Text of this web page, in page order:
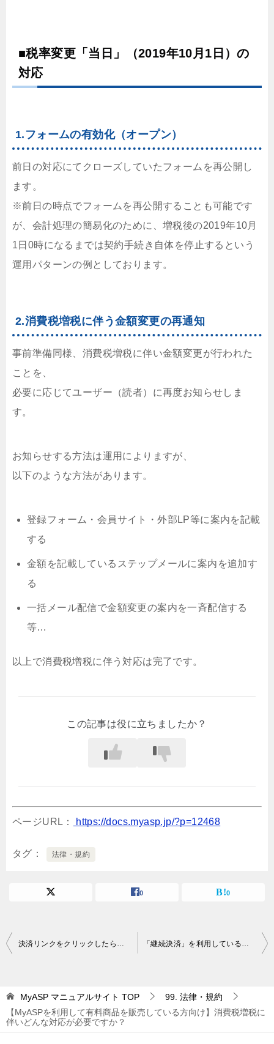
■税率変更「当日」（2019年10月1日）の
対応
1.フォームの有効化（オープン）
前日の対応にてクローズしていたフォームを再公開し
ます。
※前日の時点でフォームを再公開することも可能です
が、会計処理の簡易化のために、増税後の2019年10月
1日0時になるまでは契約手続き自体を停止するという
運用パターンの例としております。
2.消費税増税に伴う金額変更の再通知
事前準備同様、消費税増税に伴い金額変更が行われた
ことを、
必要に応じてユーザー（読者）に再度お知らせしま
す。
お知らせする方法は運用によりますが、
以下のような方法があります。
登録フォーム・会員サイト・外部LP等に案内を記載
する
金額を記載しているステップメールに案内を追加す
る
一括メール配信で金額変更の案内を一斉配信する
等…
以上で消費税増税に伴う対応は完了です。
この記事は役に立ちましたか？
ページURL： https://docs.myasp.jp/?p=12468
タグ 法律・規約
0 0
投
ビ
ゲ
決済リンクをクリックしたら「エラー：不正なアクセスです（該当なし）」と表示されたのですが、どうしてですか？ 「継続決済」を利用している場合の増税に伴う金額変更はどうしたらいいですか？
MyASP マニュアルサイト TOP
99. 法律・規約
【MyASPを利用して有料商品を販売している方向け】消費税増税に
伴いどんな対応が必要ですか？